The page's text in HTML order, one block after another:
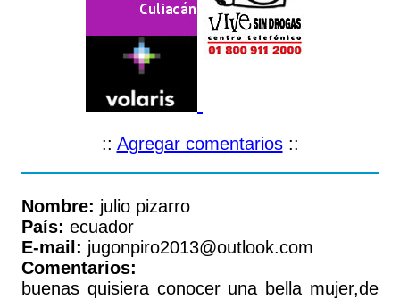
:: Agregar comentarios::
Nombre: julio pizarro
País: ecuador
E-mail: jugonpiro2013@outlook.com
Comentarios:
buenas quisiera conocer una bella mujer,de